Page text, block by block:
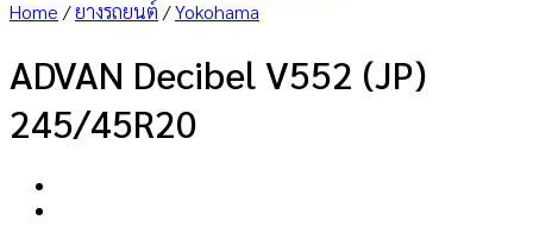
Home /ยางรถยนต์ /Yokohama
ADVAN Decibel V552 (JP)
245/45R20